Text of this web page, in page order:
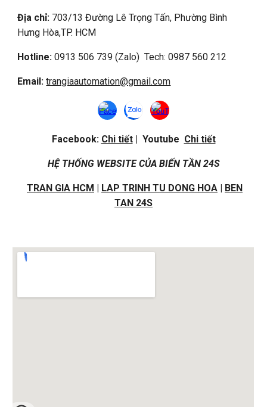
Địa chỉ: 703/13 Đường Lê Trọng Tấn, Phường Bình
Hưng Hòa,TP. HCM
Hotline: 0913 506 739 (Zalo) Tech: 0987 560 212
Email:trangiaautomation@gmail.com
Facebook: Chi tiết| Youtube Chi tiết
HỆ THỐNG WEBSITE CỦA BIẾN TẦN 24S
TRAN GIA HCM | LAP TRINH TU DONG HOA | BEN
TAN 24S